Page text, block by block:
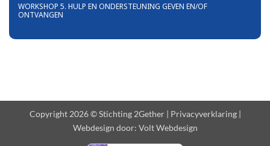
WORKSHOP 5. HULP EN ONDERSTEUNING GEVEN EN/OF
ONTVANGEN
Copyright 2026 © Stichting 2Gether | Privacyverklaring|
Webdesign door: Volt Webdesign